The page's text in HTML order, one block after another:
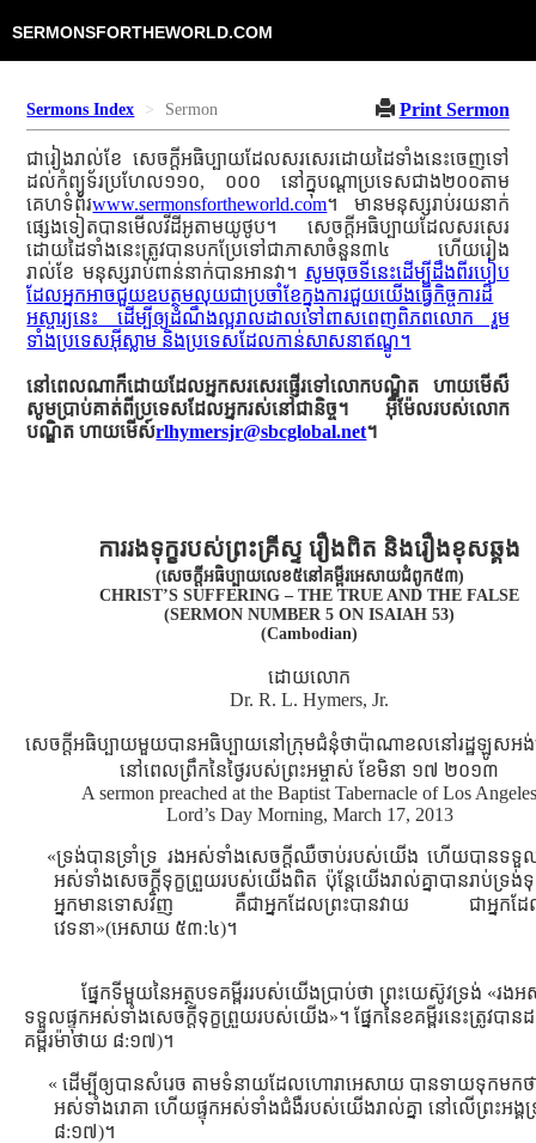
SERMONSFORTHEWORLD.COM
Sermons Index Sermon Print Sermon
ជារៀងរាល់ខែ សេចក្ដីអធិប្បាយដែលសរសេរដោយដៃទាំងនេះចេញទៅ
ដល់កំព្យូទ័រប្រហែល១១០, ០០០ នៅក្នុបណ្ដាប្រទេសជាង២០០តាម
គេហទំព័រwww.sermonsfortheworld.com។ មានមនុស្សរាប់រយនាក់
ផ្សេងទៀតបានមើលវីដីអូតាមយូថូប។ សេចក្ដីអធិប្បាយដែលសរសេរ
ដោយដៃទាំងនេះត្រូវបានបកប្រែទៅជាភាសាចំនួន៣៤ ហើយរៀង
រាល់ខែ មនុស្សរាប់ពាន់នាក់បានអានវា។ សូមចុចទីនេះដើម្បីដឹងពីរបៀប
ដែលអ្នកអាចជួយឧបត្ថមលុយជាប្រចាំខែក្នុងការជួយយើងធ្វើកិច្ចការដ៏
អស្ចារ្យនេះ ដើម្បីឲ្យដំណឹងល្អរាលដាលទៅពាសពេញពិភពលោក រួម
ទាំងប្រទេសអ៊ីស្លាម និងប្រទេសដែលកាន់សាសនាឥណ្ឌូ។
នៅពេលណាក៏ដោយដែលអ្នកសរសេរផ្ញើរទៅលោកបណ្ឌិត ហាយមើស៏
សូមប្រាប់គាត់ពីប្រទេសដែលអ្នករស់នៅជានិច្ច។ អ៊ីម៉ែលរបស់លោក
បណ្ឌិត ហាយមើស៍rlhymersjr@sbcglobal.net។
ការរងទុក្ខរបស់ព្រះគ្រីស្ទ រឿងពិត និងរឿងខុសឆ្គង
(សេចក្ដីអធិប្បាយលេខ៥នៅគម្ពីរអេសាយជំពូក៥៣)
CHRIST’S SUFFERING – THE TRUE AND THE FALSE
(SERMON NUMBER 5 ON ISAIAH 53)
(Cambodian)
ដោយលោក
Dr. R. L. Hymers, Jr.
សេចក្ដីអធិប្បាយមួយបានអធិប្បាយនៅក្រុមជំនុំថាប៉ាណាខលនៅរដ្ឋឡូសអ
នៅពេលព្រឹកនៃថ្ងៃរបស់ព្រះអម្ចាស់ ខែមិនា ១៧ ២០១៣
A sermon preached at the Baptist Tabernacle of Los Angeles
Lord’s Day Morning, March 17, 2013
«ទ្រង់បានទ្រាំទ្រ រងអស់ទាំងសេចក្តីឈឺចាប់របស់យើង ហើយបានទទួល
អស់ទាំងសេចក្តីទុក្ខព្រួយរបស់យើងពិត ប៉ុន្តែយើងរាល់គ្នាបានរាប់ទ្រង់
អ្នកមានទោសវិញ គឺជាអ្នកដែលព្រះបានវាយ ជាអ្នកដែ
វេទនា»(អេសាយ ៥៣:៤)។
ផ្នែកទីមួយនៃអត្ថបទគម្ពីររបស់យើងប្រាប់ថា ព្រះយេស៊ូវទ្រង់ «
ទទួលផ្ទុកអស់ទាំងសេចក្ដីទុក្ខព្រួយរបស់យើង»។ ផ្នែកនៃខគម្ពីរនេះត្រូវបាន
គម្ពីរម៉ាថាយ ៨:១៧)។
« ដើម្បីឲ្យបានសំរេច តាមទំនាយដែលហោរាអេសាយ បានទាយទុកមក
អស់ទាំងរោគា ហើយផ្ទុកអស់ទាំងជំងឺរបស់យើងរាល់គ្នា នៅលើព្រះអង្គ
៨:១៧)។